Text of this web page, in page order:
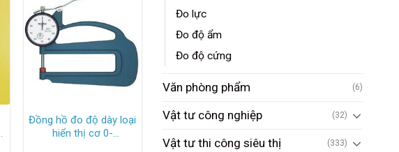
Đồng hồ đo độ dày loại
hiển thị cơ 0-
Đo lực
Đo độ ẩm
Đo độ cứng
Văn phòng phẩm (6)
Vật tư công nghiệp (32)
Vật tư thi công siêu thị (333)